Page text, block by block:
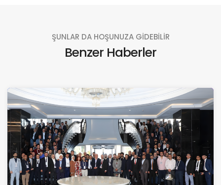
ŞUNLAR DA HOŞUNUZA GİDEBİLİR
Benzer Haberler